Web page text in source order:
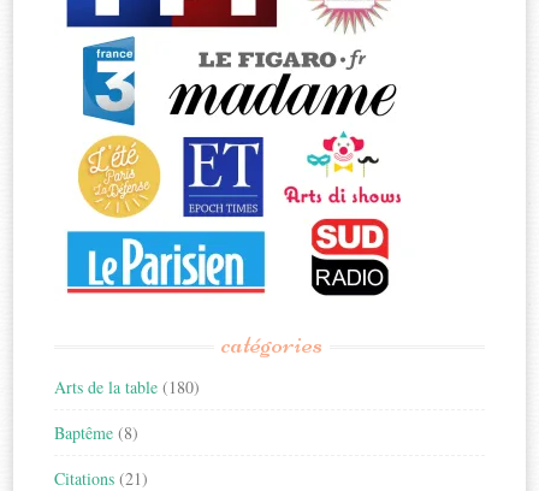
catégories
Arts de la table (180)
Baptême (8)
Citations (21)